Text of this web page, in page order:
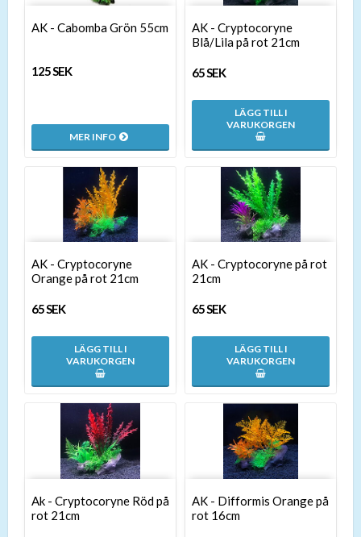
AK - Cabomba Grön 55cm
125 SEK
MER INFO
AK - Cryptocoryne
Blå/Lila på rot 21cm
65 SEK
LÄGG TILL I
VARUKORGEN
AK - Cryptocoryne
Orange på rot 21cm
65 SEK
LÄGG TILL I
VARUKORGEN
AK - Cryptocoryne på rot
21cm
65 SEK
LÄGG TILL I
VARUKORGEN
Ak - Cryptocoryne Röd på
rot 21cm
AK - Difformis Orange på
rot 16cm